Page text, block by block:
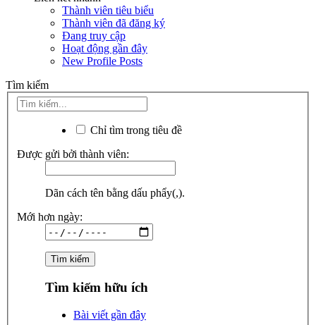
Thành viên tiêu biểu
Thành viên đã đăng ký
Đang truy cập
Hoạt động gần đây
New Profile Posts
Tìm kiếm
Chỉ tìm trong tiêu đề
Được gửi bởi thành viên:
Dãn cách tên bằng dấu phẩy(,).
Mới hơn ngày:
Tìm kiếm hữu ích
Bài viết gần đây